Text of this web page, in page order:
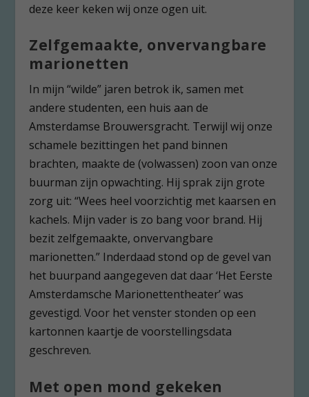
deze keer keken wij onze ogen uit.
Zelfgemaakte, onvervangbare
marionetten
In mijn “wilde” jaren betrok ik, samen met
andere studenten, een huis aan de
Amsterdamse Brouwersgracht. Terwijl wij onze
schamele bezittingen het pand binnen
brachten, maakte de (volwassen) zoon van onze
buurman zijn opwachting. Hij sprak zijn grote
zorg uit: “Wees heel voorzichtig met kaarsen en
kachels. Mijn vader is zo bang voor brand. Hij
bezit zelfgemaakte, onvervangbare
marionetten.” Inderdaad stond op de gevel van
het buurpand aangegeven dat daar ‘Het Eerste
Amsterdamsche Marionettentheater’ was
gevestigd. Voor het venster stonden op een
kartonnen kaartje de voorstellingsdata
geschreven.
Met open mond gekeken